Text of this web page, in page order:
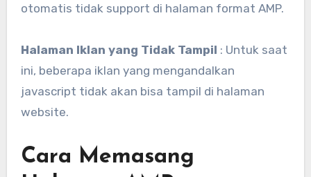
otomatis tidak support di halaman format AMP.
Halaman Iklan yang Tidak Tampil : Untuk saat
ini, beberapa iklan yang mengandalkan
javascript tidak akan bisa tampil di halaman
website.
Cara Memasang